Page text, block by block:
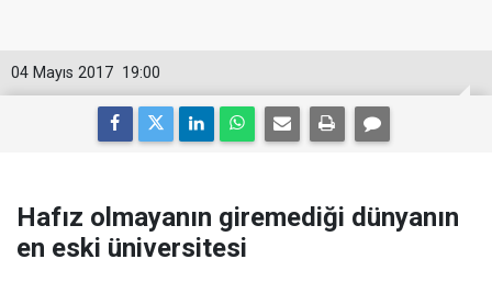
19:00
04 Mayıs 2017
Hafız olmayanın giremediği dünyanın
en eski üniversitesi